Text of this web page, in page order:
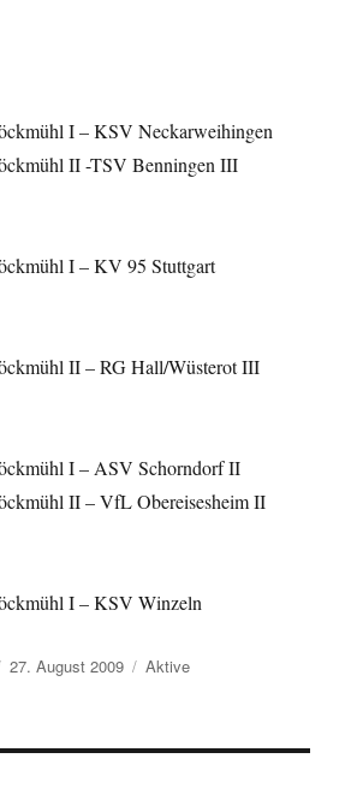
I – KSV Neckarweihingen
II -TSV Benningen III
I – KV 95 Stuttgart
II – RG Hall/Wüsterot III
I – ASV Schorndorf II
II – VfL Obereisesheim II
I – KSV Winzeln
Veröffentlicht
27. August 2009 Kategorien
Aktive